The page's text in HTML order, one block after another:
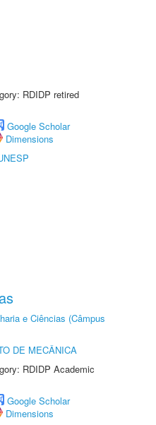
RDIDP retired
Google Scholar
Dimensions
e Ciências (Câmpus
DE MECÂNICA
RDIDP Academic
Google Scholar
Dimensions